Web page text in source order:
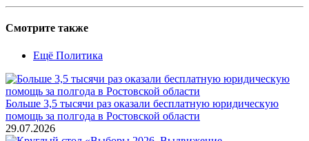
Смотрите также
Ещё Политика
Больше 3,5 тысячи раз оказали бесплатную юридическую
помощь за полгода в Ростовской области
29.07.2026